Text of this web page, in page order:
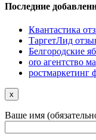
Последние
Квантастика
ТаргетЛид
Белгородские
oro агентство
ростмаркетинг
x
Ваше имя